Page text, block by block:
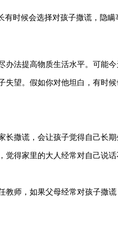
时候会选择对孩子撒谎，隐
法提高物质生活水平。可能
望。假如你对他坦白，有时候
撒谎，会让孩子觉得自己长
得家里的大人经常对自己说
师，如果父母经常对孩子撒